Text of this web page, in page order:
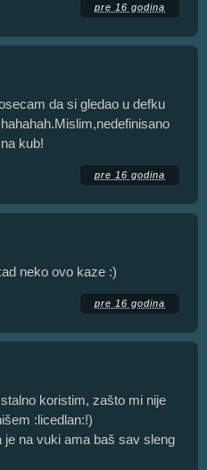
pre 16 godina
da si gledao u defku
kub!
pre 16 godina
neko ovo kaze :)
pre 16 godina
koristim, zašto mi nije
:licedlan:!)
je na vuki ama baš sav sleng